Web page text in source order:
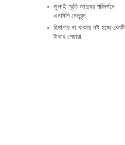
জুলাই স্মৃতি জাদুঘর পরিদর্শনে
এনসিপি নেতৃবৃন্দ
হিমাগার না থাকায় নষ্ট হচ্ছে কোটি
টাকার পেয়ারা